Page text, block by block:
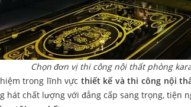
Chọn đơn vị thi công nội thất phòng
trong lĩnh vực thiết kế và thi công nội
hát chất lượng với đẳng cấp sang trọng, tiện